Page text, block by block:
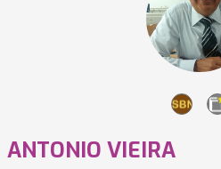
ANTONIO VIEIRA